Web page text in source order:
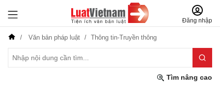
Đăng nhập
Văn bản pháp luật Thông tin-Truyền thông
Tìm nâng cao